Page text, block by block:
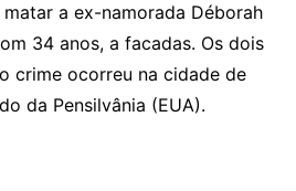
a ex-namorada Déborah
34 anos, a facadas. Os dois
crime ocorreu na cidade de
da Pensilvânia (EUA).